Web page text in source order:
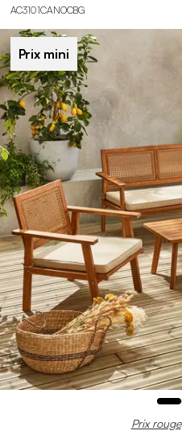
AC3101CANOCBG
Prix mini
Prix rouge